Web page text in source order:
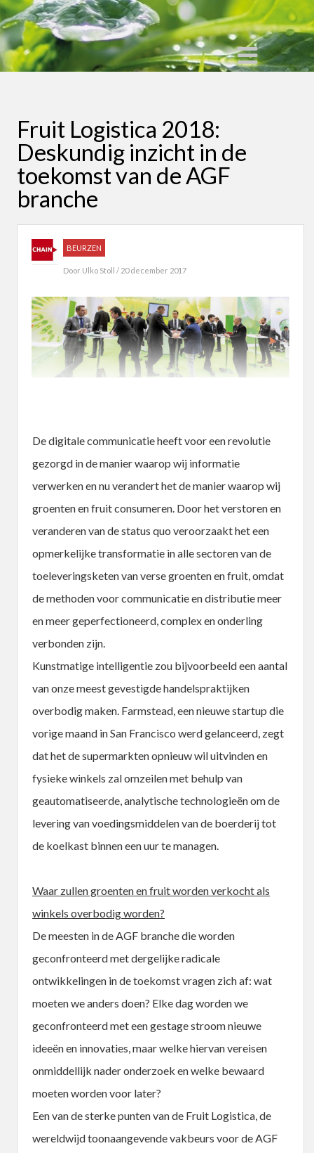
Fruit Logistica 2018:
Deskundig inzicht in de
toekomst van de AGF
branche
BEURZEN
Door Ulko Stoll / 20 december 2017
De digitale communicatie heeft voor een revolutie
gezorgd in de manier waarop wij informatie
verwerken en nu verandert het de manier waarop wij
groenten en fruit consumeren. Door het verstoren en
veranderen van de status quo veroorzaakt het een
opmerkelijke transformatie in alle sectoren van de
toeleveringsketen van verse groenten en fruit, omdat
de methoden voor communicatie en distributie meer
en meer geperfectioneerd, complex en onderling
verbonden zijn.
Kunstmatige intelligentie zou bijvoorbeeld een aantal
van onze meest gevestigde handelspraktijken
overbodig maken. Farmstead, een nieuwe startup die
vorige maand in San Francisco werd gelanceerd, zegt
dat het de supermarkten opnieuw wil uitvinden en
fysieke winkels zal omzeilen met behulp van
geautomatiseerde, analytische technologieën om de
levering van voedingsmiddelen van de boerderij tot
de koelkast binnen een uur te managen.
Waar zullen groenten en fruit worden verkocht als
winkels overbodig worden?
De meesten in de AGF branche die worden
geconfronteerd met dergelijke radicale
ontwikkelingen in de toekomst vragen zich af: wat
moeten we anders doen? Elke dag worden we
geconfronteerd met een gestage stroom nieuwe
ideeën en innovaties, maar welke hiervan vereisen
onmiddellijk nader onderzoek en welke bewaard
moeten worden voor later?
Een van de sterke punten van de Fruit Logistica, de
wereldwijd toonaangevende vakbeurs voor de AGF